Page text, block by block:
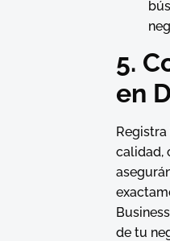
5.
en
calidad,
de tu